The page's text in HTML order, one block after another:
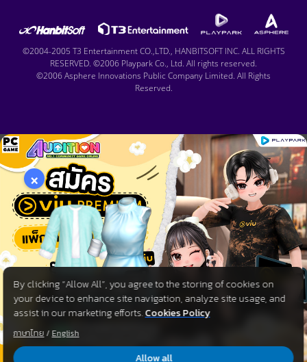
©2004-2005 T3 Entertainment CO.,LTD., HANBITSOFT INC. ALL RIGHTS
RESERVED. ©2006 Playpark Co., Ltd. All rights reserved.
©2006 Asphere Innovations Public Company Limited. All Rights
Reserved.
By clicking “Allow All”, you agree to the storing of cookies on
your device to enhance site navigation, analyze site usage, and
assist in our marketing efforts.Cookies Policy
ภาษาไทย / English
Allow all
×